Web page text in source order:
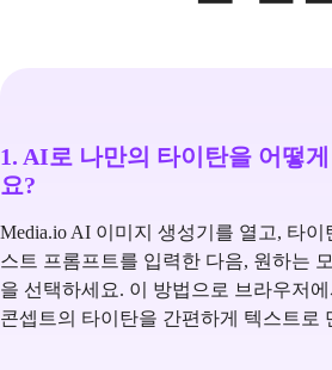
1. AI로 나만의 타이탄을 어떻
요?
Media.io AI 이미지 생성기를 열고, 타
스트 프롬프트를 입력한 다음, 원하는
을 선택하세요. 이 방법으로 브라우저
콘셉트의 타이탄을 간편하게 텍스트로